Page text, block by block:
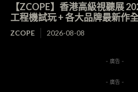
【ZCOPE】香港高級視聽展
工程機試玩 + 各大品牌最新作
ZCOPE 2026-08-08
- 廣告 -
- 廣告 -